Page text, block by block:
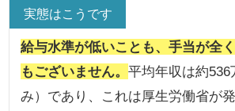
実態はこうです
給与水準が低いことも、手当が全
もございません。平均年収は約
み）であり、これは厚生労働省が